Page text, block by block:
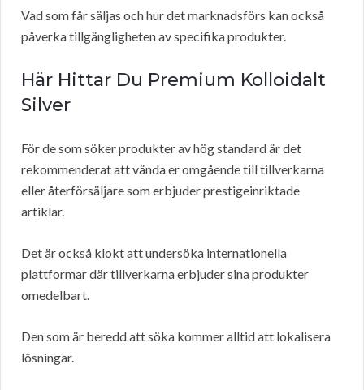
Vad som får säljas och hur det marknadsförs kan också
påverka tillgängligheten av specifika produkter.
Här Hittar Du Premium Kolloidalt
Silver
För de som söker produkter av hög standard är det
rekommenderat att vända er omgående till tillverkarna
eller återförsäljare som erbjuder prestigeinriktade
artiklar.
Det är också klokt att undersöka internationella
plattformar där tillverkarna erbjuder sina produkter
omedelbart.
Den som är beredd att söka kommer alltid att lokalisera
lösningar.